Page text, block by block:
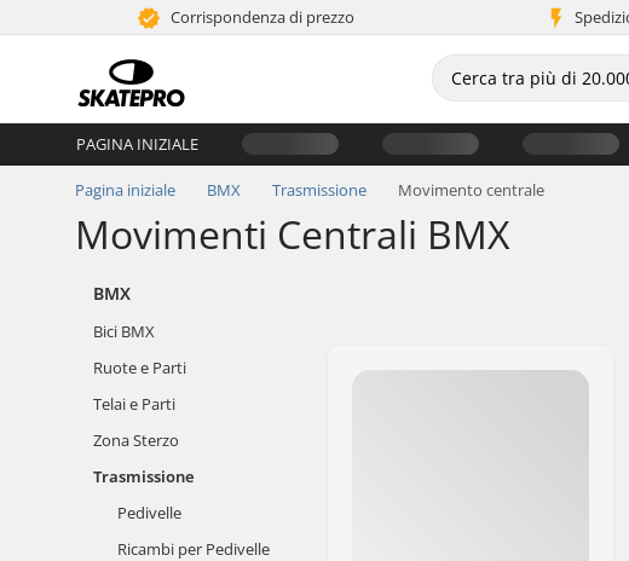
Corrispondenza di prezzo
PAGINA INIZIALE
Pagina iniziale BMX Trasmissione Movimento centrale
Movimenti Centrali BMX
BMX
Bici BMX
Ruote e Parti
Telai e Parti
Zona Sterzo
Trasmissione
Pedivelle
Ricambi per Pedivelle